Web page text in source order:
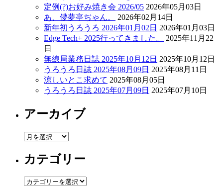
定例(?)お好み焼き会 2026/05 2026年05月03日
あ、儚夢亭ぢゃん。
2026年02月14日
新年初うろうろ 2026年01月02日 2026年01月03日
Edge Tech+ 2025行ってきました。
2025年11月22
日
無線局業務日誌 2025年10月12日 2025年10月12日
うろうろ日誌 2025年08月09日 2025年08月11日
涼しいとこ求めて 2025年08月05日
うろうろ日誌 2025年07月09日 2025年07月10日
アーカイブ
ア
カ
イ
ブ
カテゴリー
カ